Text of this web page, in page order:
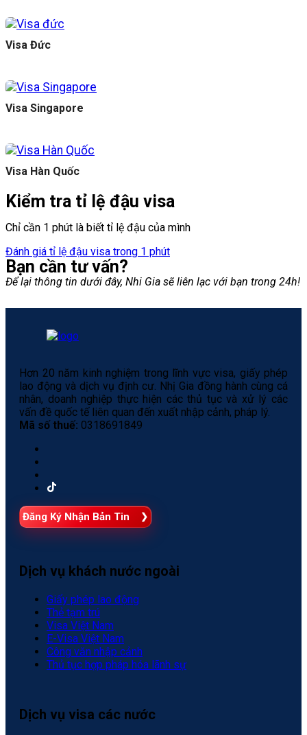
Visa Đức
Visa Singapore
Visa Hàn Quốc
Kiểm tra tỉ lệ đậu visa
Chỉ cần 1 phút là biết tỉ lệ đậu của mình
Đánh giá tỉ lệ đậu visa trong 1 phút
Bạn cần tư vấn?
Để lại thông tin dưới đây, Nhi Gia sẽ liên lạc với bạn trong 24h!
Hơn 20 năm kinh nghiệm trong lĩnh vực visa, giấy phép
lao động và dịch vụ định cư. Nhị Gia đồng hành cùng cá
nhân, doanh nghiệp thực hiện các thủ tục và xử lý các
vấn đề quốc tế liên quan đến xuất nhập cảnh, pháp lý.
Mã số thuế: 0318691849
Đăng Ký Nhận Bản Tin
Dịch vụ khách nước ngoài
Giấy phép lao động
Thẻ tạm trú
Visa Việt Nam
E-Visa Việt Nam
Công văn nhập cảnh
Thủ tục hợp pháp hóa lãnh sự
Dịch vụ visa các nước